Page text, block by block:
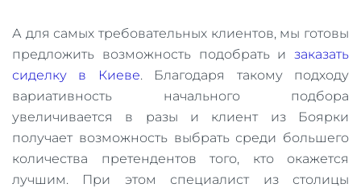
А для самых требовательных клиентов, мы готовы
предложить возможность подобрать и заказать
сиделку в Киеве. Благодаря такому подходу
вариативность начального подбора
увеличивается в разы и клиент из Боярки
получает возможность выбрать среди большего
количества претендентов того, кто окажется
лучшим. При этом специалист из столицы